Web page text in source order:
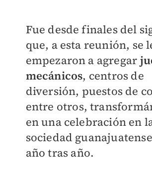
Fue desde finales del
que, a esta reunión, se
empezaron a agregar
mecánicos, centros de
diversión, puestos de
entre otros,
en una celebración en
sociedad
año tras año.